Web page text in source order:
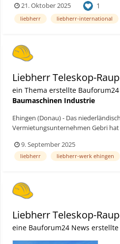
emissionsfreies Konzept. Im
bereiten der
21. Oktober 2025 1
liebherr liebherr-international
Liebherr Teleskop-
ein Thema erstellte
Baumaschinen Industrie
Ehingen (Donau) - Das
Vermietungsunternehmen Gebri hat
Raupenkran beim nahe Utrecht
permanent im Einsatz. Ein
9. September 2025
liebherr liebherr-werk ehingen
Liebherr Teleskop-
eine Bauforum24 News